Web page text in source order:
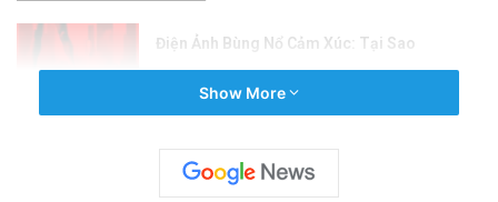
Điện Ảnh Bùng Nổ Cảm Xúc: Tại Sao
Cách Mạnh Mẽ?
Cảnh Báo: Công An Xử Phạt Người Chia Sẻ
Show More